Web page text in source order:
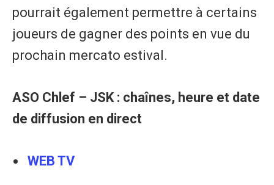
pourrait également permettre à certains
joueurs de gagner des points en vue du
prochain mercato estival.
ASO Chlef – JSK : chaînes, heure et date
de diffusion en direct
WEB TV